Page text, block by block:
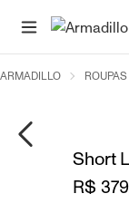
ARMADILLO ROUPAS
Short
R$